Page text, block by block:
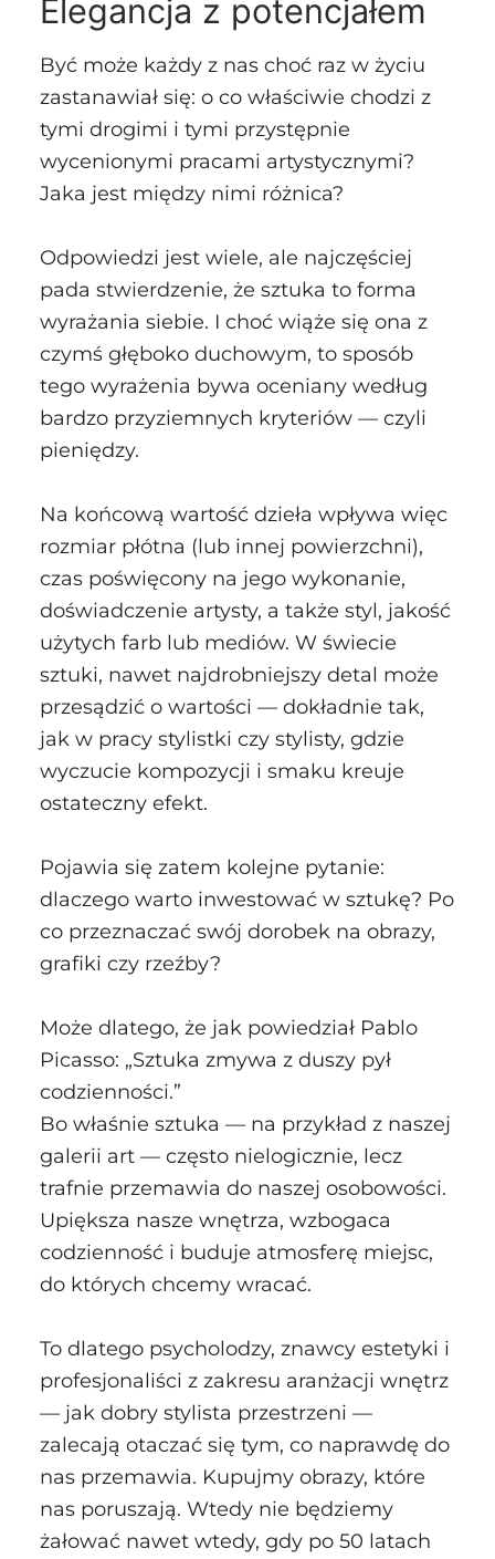
Elegancja z potencjałem
Być może każdy z nas choć raz w życiu
zastanawiał się: o co właściwie chodzi z
tymi drogimi i tymi przystępnie
wycenionymi pracami artystycznymi?
Jaka jest między nimi różnica?
Odpowiedzi jest wiele, ale najczęściej
pada stwierdzenie, że sztuka to forma
wyrażania siebie. I choć wiąże się ona z
czymś głęboko duchowym, to sposób
tego wyrażenia bywa oceniany według
bardzo przyziemnych kryteriów — czyli
pieniędzy.
Na końcową wartość dzieła wpływa więc
rozmiar płótna (lub innej powierzchni),
czas poświęcony na jego wykonanie,
doświadczenie artysty, a także styl, jakość
użytych farb lub mediów. W świecie
sztuki, nawet najdrobniejszy detal może
przesądzić o wartości — dokładnie tak,
jak w pracy stylistki czy stylisty, gdzie
wyczucie kompozycji i smaku kreuje
ostateczny efekt.
Pojawia się zatem kolejne pytanie:
dlaczego warto inwestować w sztukę? Po
co przeznaczać swój dorobek na obrazy,
grafiki czy rzeźby?
Może dlatego, że jak powiedział Pablo
Picasso: „Sztuka zmywa z duszy pył
codzienności.”
Bo właśnie sztuka — na przykład z naszej
galerii art — często nielogicznie, lecz
trafnie przemawia do naszej osobowości.
Upiększa nasze wnętrza, wzbogaca
codzienność i buduje atmosferę miejsc,
do których chcemy wracać.
To dlatego psycholodzy, znawcy estetyki i
profesjonaliści z zakresu aranżacji wnętrz
— jak dobry stylista przestrzeni —
zalecają otaczać się tym, co naprawdę do
nas przemawia. Kupujmy obrazy, które
nas poruszają. Wtedy nie będziemy
żałować nawet wtedy, gdy po 50 latach